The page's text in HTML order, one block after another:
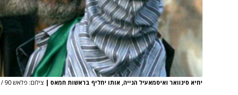
יחיא סינוואר ואיסמאעיל הנייה, אותו יחליף בראשות חמאס | צילום: פלאש 90 / עבד ראחים חאטיב